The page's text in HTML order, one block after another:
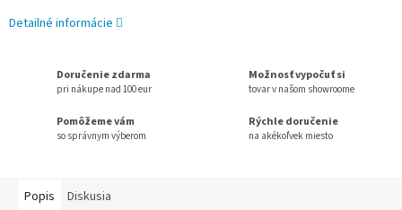
Detailné informácie
Doručenie zdarma
pri nákupe nad 100 eur
Možnosť vypočuť si
tovar v našom showroome
Pomôžeme vám
so správnym výberom
Rýchle doručenie
na akékoľvek miesto
Popis Diskusia